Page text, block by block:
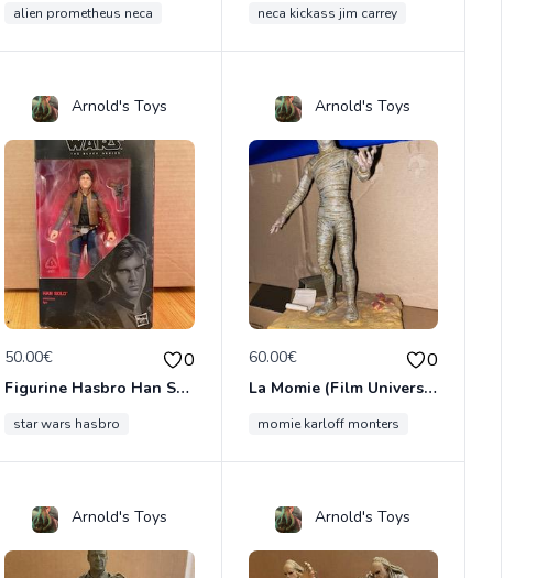
alien prometheus neca neca kickass jim carrey
Arnold's Toys
50.00€ 0
Figurine Hasbro Han Solo
star wars hasbro
Arnold's Toys
60.00€ 0
La Momie (Film Universal avec Boris Karloff)
momie karloff monters
Arnold's Toys Arnold's Toys